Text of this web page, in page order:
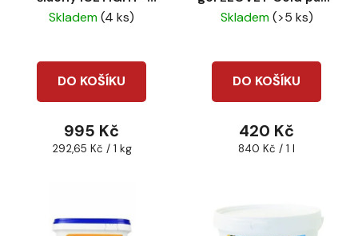
POULTICE 3,4kg
Skladem(4 ks)
DO KOŠÍKU
995 Kč
Měrná
292,65 Kč / 1 kg
500ml
Skladem(>5 ks)
DO KOŠÍKU
420 Kč
Měrná
840 Kč / 1 l